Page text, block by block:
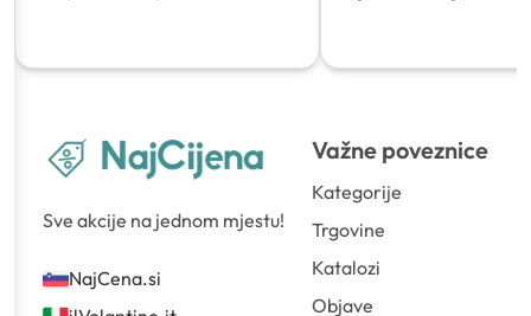
Sve akcije na jednom mjestu!
NajCena.si
Važne poveznice
Kategorije
Trgovine
Katalozi
Objave